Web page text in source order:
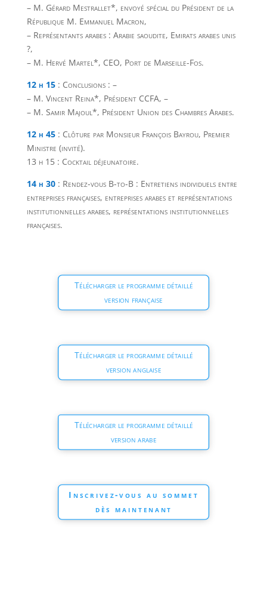
– M. Gérard Mestrallet*, envoyé spécial du Président de la
République M. Emmanuel Macron,
– Représentants arabes : Arabie saoudite, Emirats arabes unis
?,
– M. Hervé Martel*, CEO, Port de Marseille-Fos.
12 h 15: Conclusions : –
– M. Vincent Reina*, Président CCFA, –
– M. Samir Majoul*, Président Union des Chambres Arabes.
12 h 45: Clôture par Monsieur François Bayrou, Premier
Ministre (invité).
13 h 15 : Cocktail déjeunatoire.
14 h 30: Rendez-vous B-to-B : Entretiens individuels entre
entreprises françaises, entreprises arabes et représentations
institutionnelles arabes, représentations institutionnelles
françaises.
Télécharger le programme détaillé
version française
Télécharger le programme détaillé
version anglaise
Télécharger le programme détaillé
version arabe
Inscrivez-vous au sommet
dès maintenant